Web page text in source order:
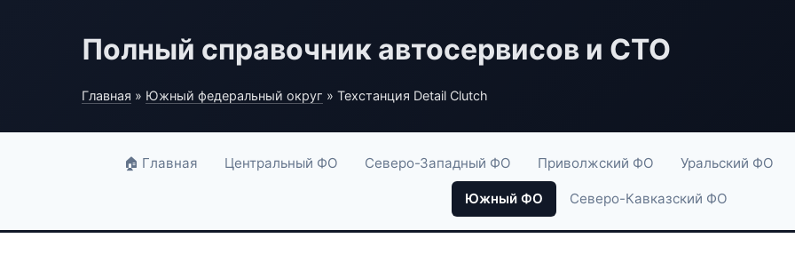
Полный справочник автосервисов и СТО
Главная » Южный федеральный округ » Техстанция Detail Clutch
🏠 Главная Центральный ФО Северо-Западный ФО Приволжский ФО Уральский ФО
Южный ФО Северо-Кавказский ФО